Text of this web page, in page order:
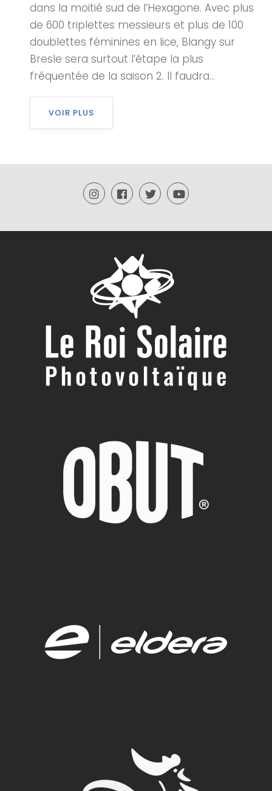
dans la moitié sud de l’Hexagone. Avec plus
de 600 triplettes messieurs et plus de 100
doublettes féminines en lice, Blangy sur
Bresle sera surtout l’étape la plus
fréquentée de la saison 2. Il faudra...
VOIR PLUS